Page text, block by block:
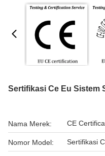
Sertifikasi Ce Eu Sistem
Nama Merek: CE
Nomor Model: Sertifikasi